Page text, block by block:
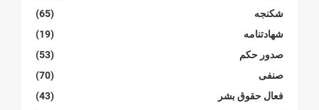
شکنجە
(65)
شهادتنامە
(19)
صدور حکم
(53)
صنفی
(70)
فعال حقوق بشر
(43)